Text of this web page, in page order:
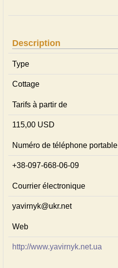
Description
Type
Cottage
Tarifs à partir de
115,00 USD
Numéro de téléphone portable
+38-097-668-06-09
Courrier électronique
yavirnyk@ukr.net
Web
http://www.yavirnyk.net.ua